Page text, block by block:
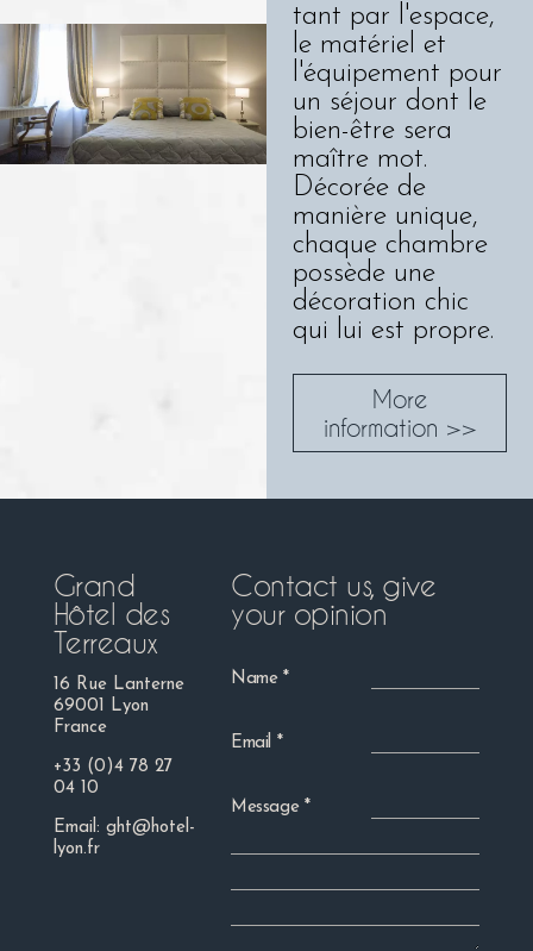
tant par l'espace,
le matériel et
l'équipement pour
un séjour dont le
bien-être sera
maître mot.
Décorée de
manière unique,
chaque chambre
possède une
décoration chic
qui lui est propre.
More
information >>
Grand
Hôtel des
Terreaux
16 Rue Lanterne
69001 Lyon
France
+33 (0)4 78 27
04 10
Email: ght@hotel-
lyon.fr
Contact us, give
your opinion
Name
Email
Message